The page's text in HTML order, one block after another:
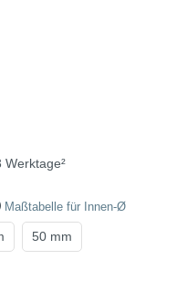
Maßtabelle für Innen-Ø
50 mm